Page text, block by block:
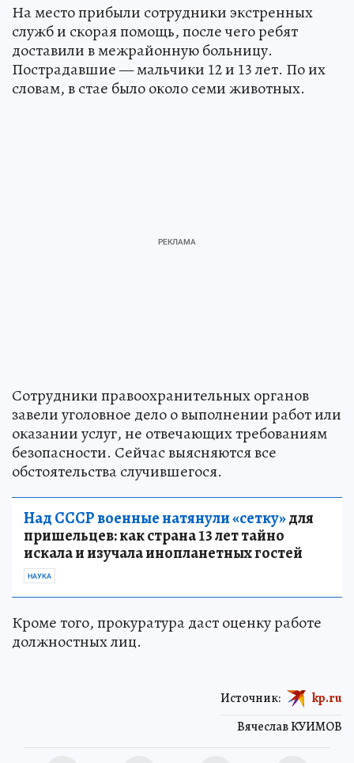
На место прибыли сотрудники экстренных
служб и скорая помощь, после чего ребят
доставили в межрайонную больницу.
Пострадавшие — мальчики 12 и 13 лет. По их
словам, в стае было около семи животных.
Сотрудники правоохранительных органов
завели уголовное дело о выполнении работ или
оказании услуг, не отвечающих требованиям
безопасности. Сейчас выясняются все
обстоятельства случившегося.
Над СССР военные натянули «сетку»для
пришельцев: как страна 13 лет тайно
искала и изучала инопланетных гостей
НАУКА
Кроме того, прокуратура даст оценку работе
должностных лиц.
Вячеслав КУИМОВ
Источник: kp.ru